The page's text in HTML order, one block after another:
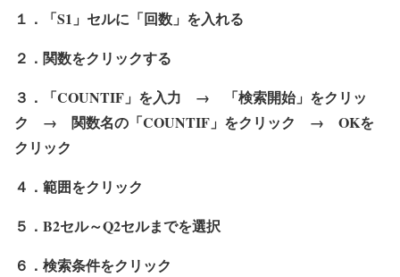
１．「S1」セルに「回数」を入れる
２．関数をクリックする
３．「COUNTIF」を入力 → 「検索開始」をクリッ
ク → 関数名の「COUNTIF」をクリック → OKを
クリック
４．範囲をクリック
５．B2セル～Q2セルまでを選択
６．検索条件をクリック